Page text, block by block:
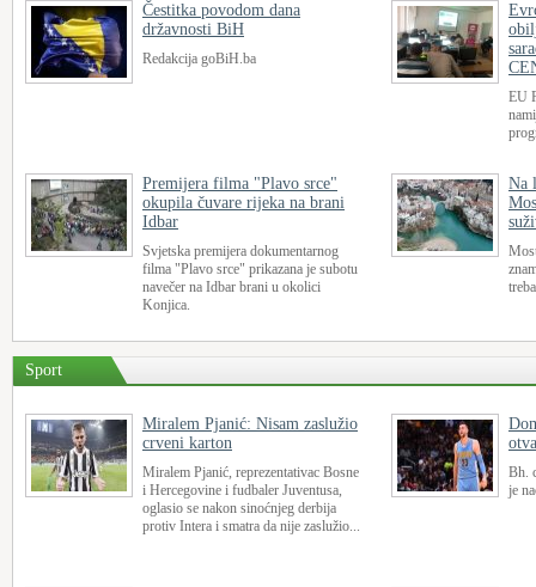
Čestitka povodom dana
državnosti BiH
Redakcija goBiH.ba
EU
Premijera filma "Plavo srce"
okupila čuvare rijeka na brani
Idbar
Svjetska premijera dokumentarnog
filma "Plavo srce" prikazana je subotu
navečer na Idbar brani u okolici
Konjica.
Na
Sport
Miralem Pjanić: Nisam zaslužio
crveni karton
Miralem Pjanić, reprezentativac Bosne
i Hercegovine i fudbaler Juventusa,
oglasio se nakon sinoćnjeg derbija
protiv Intera i smatra da nije zaslužio...
Bh.
je